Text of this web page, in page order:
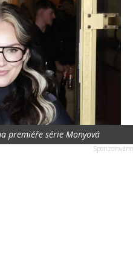
premiéře série Monyová